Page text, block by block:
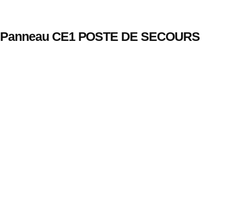
Panneau CE1 POSTE DE SECOURS